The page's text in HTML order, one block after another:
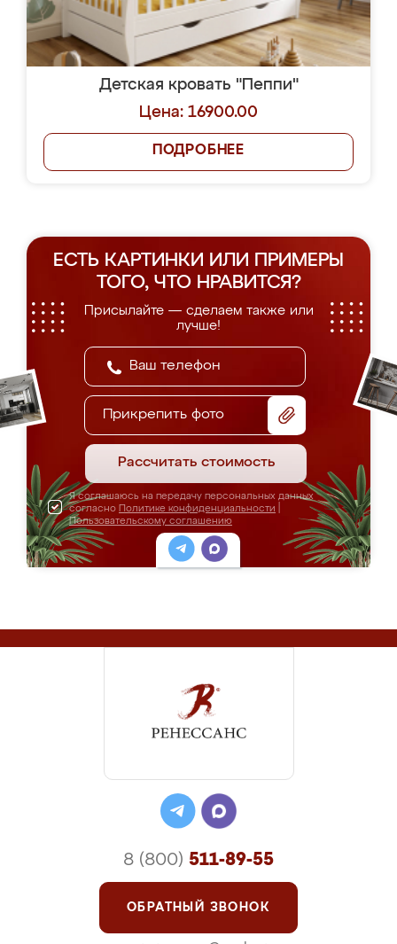
Детская кровать "Пеппи"
Цена: 16900.00
ПОДРОБНЕЕ
ЕСТЬ КАРТИНКИ ИЛИ ПРИМЕРЫ
ТОГО, ЧТО НРАВИТСЯ?
Присылайте — сделаем также или
лучше!
Прикрепить фото
Рассчитать стоимость
Я соглашаюсь на передачу персональных данных
согласно Политике конфиденциальности
Пользовательскому соглашению
8 (800) 511-89-55
ОБРАТНЫЙ ЗВОНОК